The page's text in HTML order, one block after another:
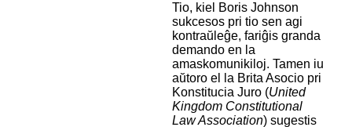
Tio, kiel Boris Johnson
sukcesos pri tio sen agi
kontraŭleĝe, fariĝis granda
demando en la
amaskomunikiloj. Tamen iu
aŭtoro el la Brita Asocio pri
Konstitucia Juro (United
Kingdom Constitutional
Law Association) sugestis